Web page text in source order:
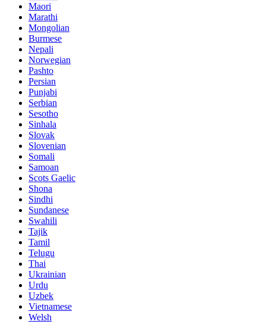
Maori
Marathi
Mongolian
Burmese
Nepali
Norwegian
Pashto
Persian
Punjabi
Serbian
Sesotho
Sinhala
Slovak
Slovenian
Somali
Samoan
Scots Gaelic
Shona
Sindhi
Sundanese
Swahili
Tajik
Tamil
Telugu
Thai
Ukrainian
Urdu
Uzbek
Vietnamese
Welsh